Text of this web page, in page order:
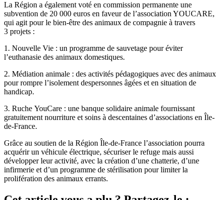
La Région a également voté en commission permanente une
subvention de 20 000 euros en faveur de l’association YOUCARE,
qui agit pour le bien-être des animaux de compagnie à travers
3 projets :
1. Nouvelle Vie : un programme de sauvetage pour éviter
l’euthanasie des animaux domestiques.
2. Médiation animale : des activités pédagogiques avec des animaux
pour rompre l’isolement despersonnes âgées et en situation de
handicap.
3. Ruche YouCare : une banque solidaire animale fournissant
gratuitement nourriture et soins à descentaines d’associations en Île-
de-France.
Grâce au soutien de la Région Île-de-France l’association pourra
acquérir un véhicule électrique, sécuriser le refuge mais aussi
développer leur activité, avec la création d’une chatterie, d’une
infirmerie et d’un programme de stérilisation pour limiter la
prolifération des animaux errants.